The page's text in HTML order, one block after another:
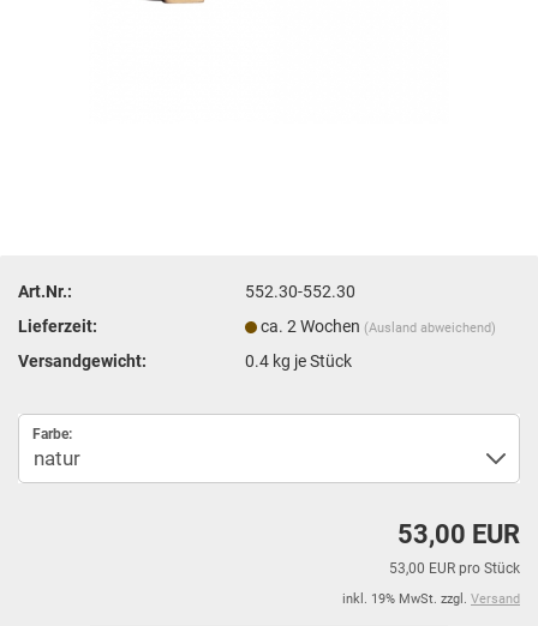
Art.Nr.:
552.30-552.30
Lieferzeit:
ca. 2 Wochen (Ausland abweichend)
Versandgewicht: 0.4 kg je Stück
Farbe:
53,00 EUR
53,00 EUR pro Stück
inkl. 19% MwSt. zzgl. Versand